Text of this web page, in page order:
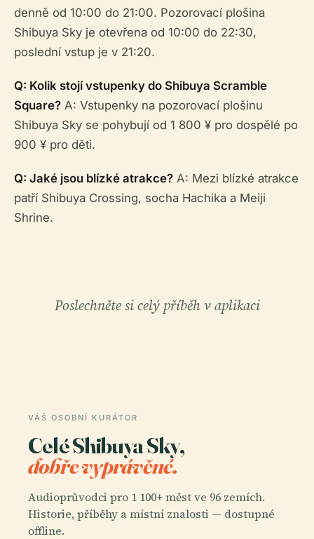
denně od 10:00 do 21:00. Pozorovací plošina
Shibuya Sky je otevřena od 10:00 do 22:30,
poslední vstup je v 21:20.
Q: Kolik stojí vstupenky do Shibuya Scramble
Square? A: Vstupenky na pozorovací plošinu
Shibuya Sky se pohybují od 1 800 ¥ pro dospělé po
900 ¥ pro děti.
Q: Jaké jsou blízké atrakce? A: Mezi blízké atrakce
patří Shibuya Crossing, socha Hachika a Meiji
Shrine.
Poslechněte si celý příběh v aplikaci
VÁŠ OSOBNÍ KURÁTOR
Celé Shibuya Sky,
dobře vyprávěné.
Audioprůvodci pro 1 100+ měst ve 96 zemích.
Historie, příběhy a místní znalosti — dostupné
offline.